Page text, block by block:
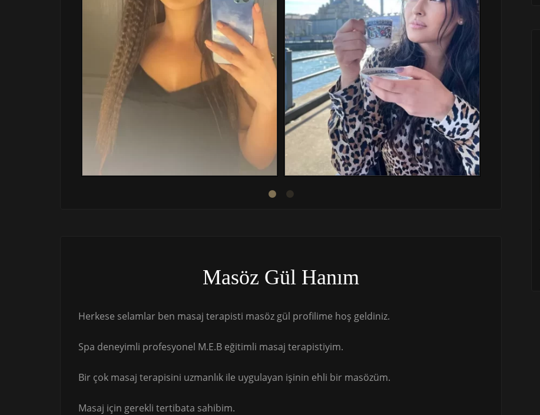
Masöz Gül Hanım
Herkese selamlar ben masaj terapisti masöz gül profilime hoş geldiniz.
Spa deneyimli profesyonel M.E.B eğitimli masaj terapistiyim.
Bir çok masaj terapisini uzmanlık ile uygulayan işinin ehli bir masözüm.
Masaj için gerekli tertibata sahibim.